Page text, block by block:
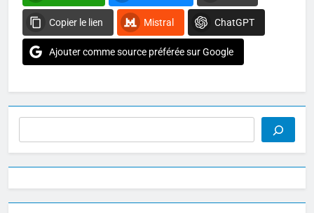
Copier le lien Mistral ChatGPT
Ajouter comme source préférée sur Google